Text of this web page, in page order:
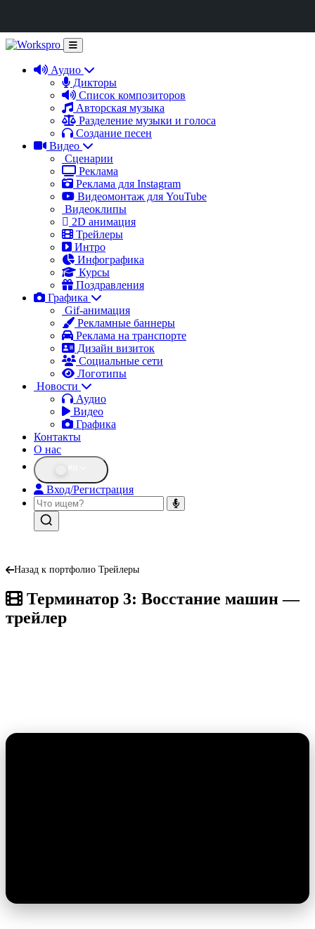
Аудио
Дикторы
Список композиторов
Авторская музыка
Разделение музыки и голоса
Создание песен
Видео
Сценарии
Реклама
Реклама для Instagram
Видеомонтаж для YouTube
Видеоклипы
2D анимация
Трейлеры
Интро
Инфографика
Курсы
Поздравления
Графика
Gif-анимация
Рекламные баннеры
Реклама на транспорте
Дизайн визиток
Социальные сети
Логотипы
Новости
Аудио
Видео
Графика
Контакты
О нас
Вход/Регистрация
Назад к портфолио Трейлеры
Терминатор 3: Восстание машин —
трейлер